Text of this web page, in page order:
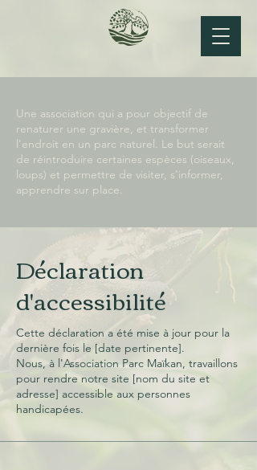
Une association qui a pour objectif de
renaturer une gravière, et transformer
l'endroit en un parc naturel. Le but serait
de réintroduire certaines espèces (oiseaux,
loups) et permettre de visiter, s'informer,
apprendre sur place.
Déclaration
d'accessibilité
Cette déclaration a été mise à jour pour la
dernière fois le [date pertinente].
Nous, à l'Association Parc Maïkan, travaillons
pour rendre notre site [nom du site et
adresse] accessible aux personnes
handicapées.